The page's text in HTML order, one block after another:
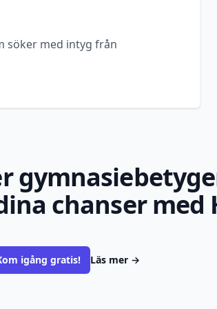
söker med intyg från
chanser med
igång gratis! Läs mer →